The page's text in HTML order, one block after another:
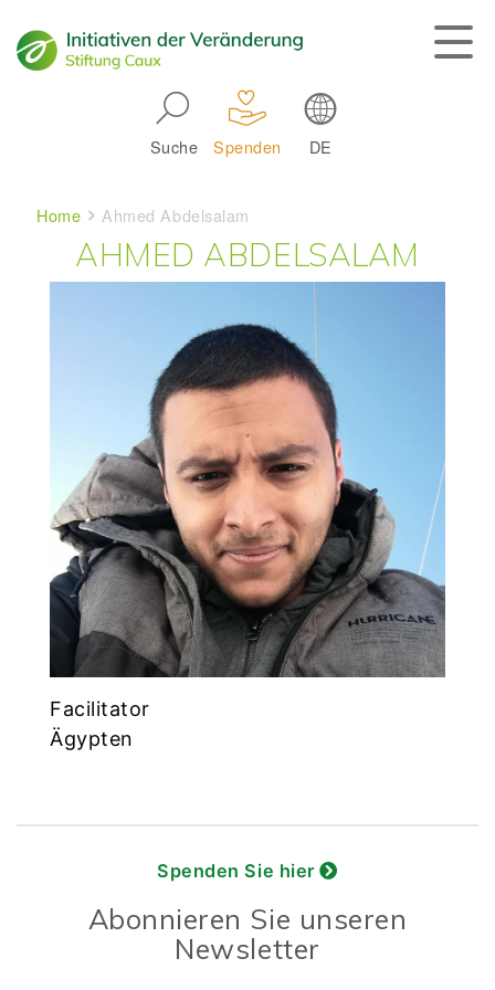
Suche Spenden DE
Breadcrumb
Home Ahmed Abdelsalam
AHMED ABDELSALAM
Facilitator
Ägypten
Spenden Sie hier
Abonnieren Sie unseren
Newsletter